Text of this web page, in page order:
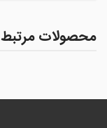
محصولات مرتبط